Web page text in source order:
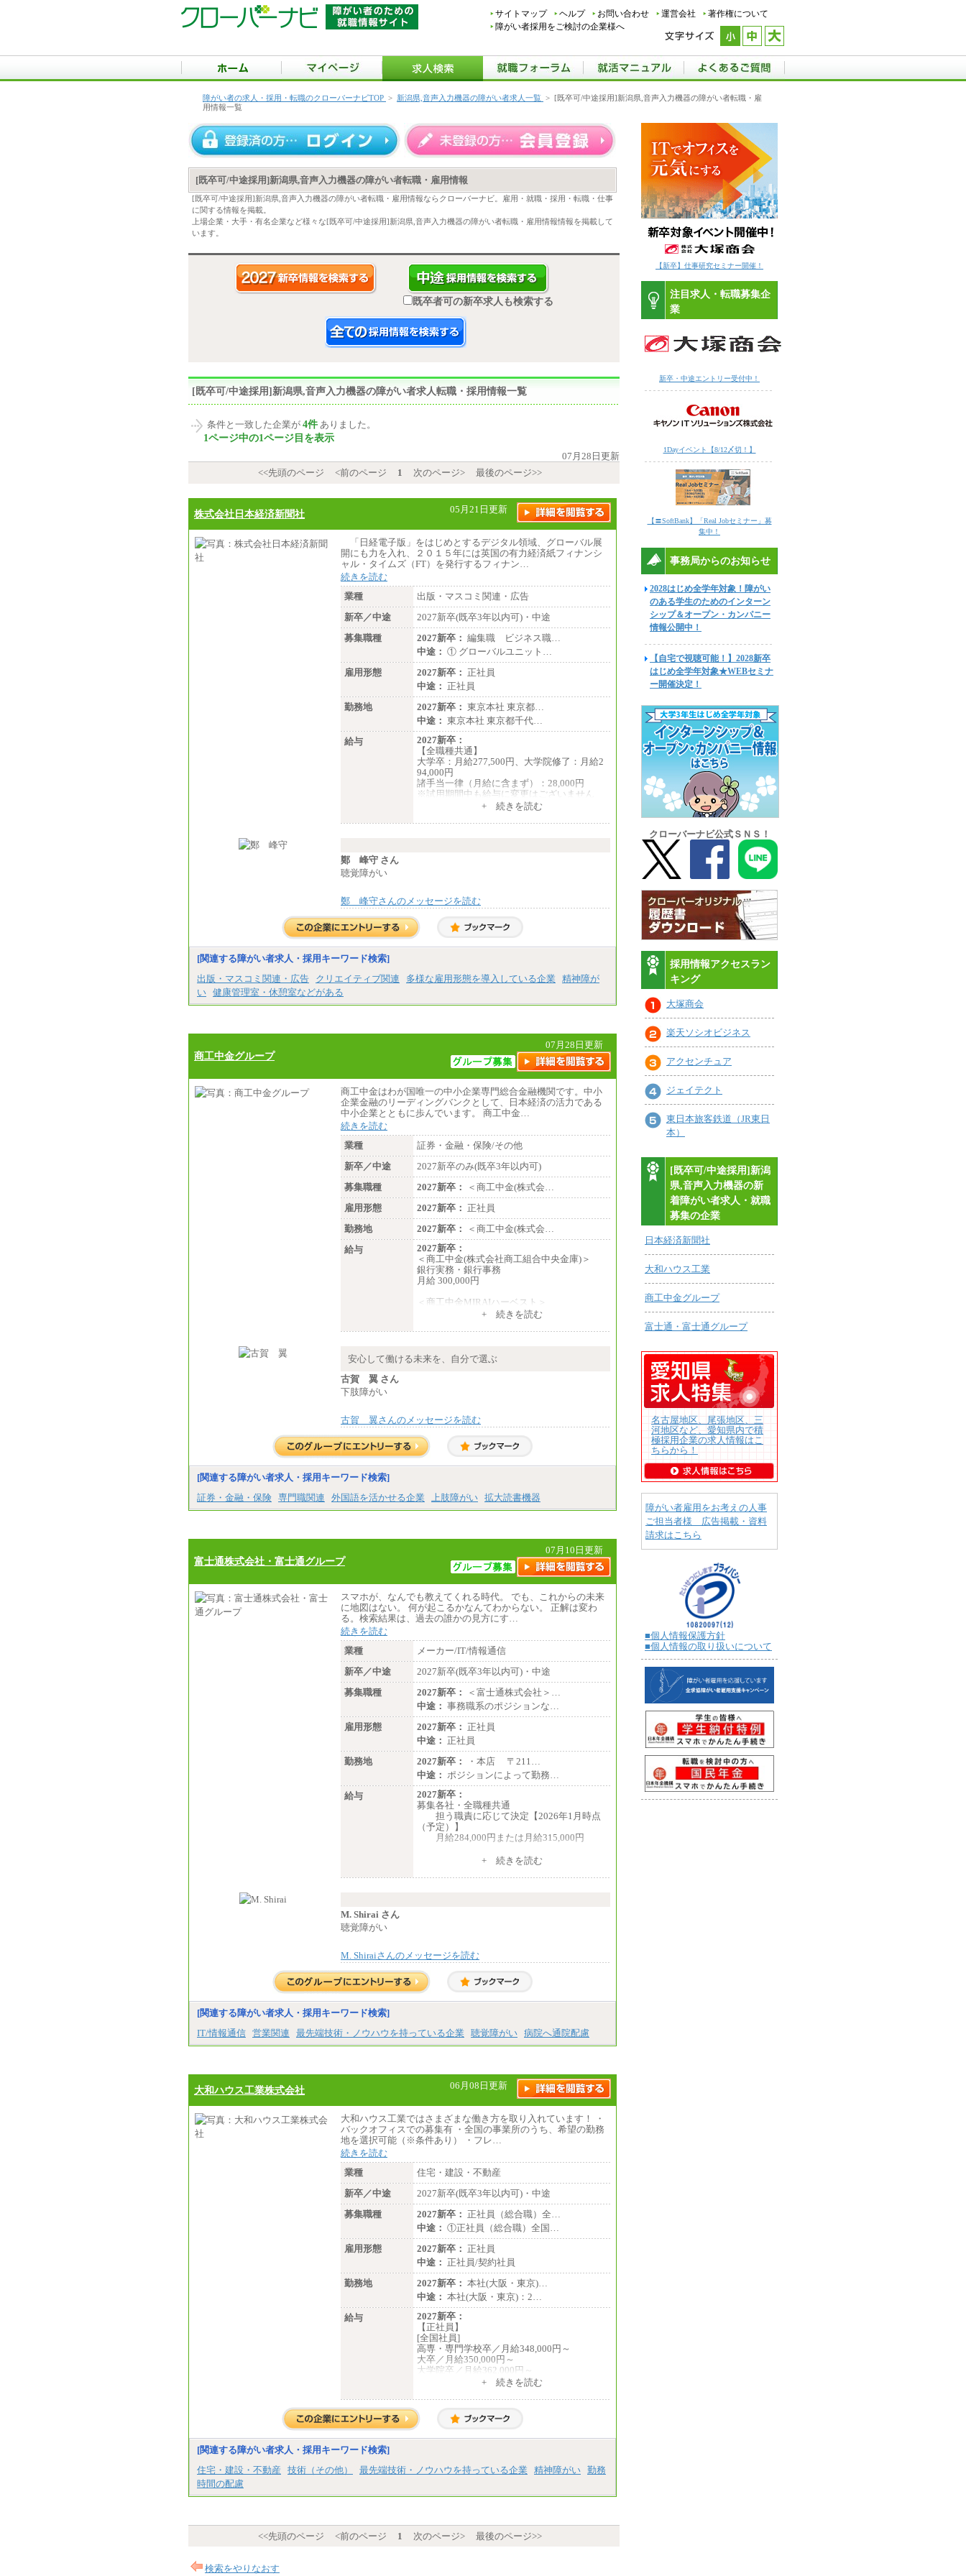
サイトマップ ヘルプ お問い合わせ 運営会社
著作権について
障がい者採用をご検討の企業様へ
障がい者の求人・採用・転職のクローバーナビTOP > 新潟県,音声入力機器の障がい者求人一覧 > [既卒可/中途採用]新潟県,音声入力機器の障がい者転職・雇
用情報一覧
[既卒可/中途採用]新潟県,音声入力機器の障がい者転職・雇用情報
[既卒可/中途採用]新潟県,音声入力機器の障がい者転職・雇用情報ならクローバーナビ。雇用・就職・採用・転職・仕事
に関する情報を掲載。
上場企業・大手・有名企業など様々な[既卒可/中途採用]新潟県,音声入力機器の障がい者転職・雇用情報情報を掲載して
います。
既卒者可の新卒求人も検索する
[既卒可/中途採用]新潟県,音声入力機器の障がい者求人転職・採用情報一覧
条件と一致した企業が 4件 ありました。
1ページ中の1ページ目を表示
07月28日更新
<<先頭のページ
<前のページ 1 次のページ> 最後のページ>>
株式会社日本経済新聞社 05月21日更新
「日経電子版」をはじめとするデジタル領域、グローバル展
開にも力を入れ、２０１５年には英国の有力経済紙フィナンシ
ャル・タイムズ（FT）を発行するフィナン…
続きを読む
業種
出版・マスコミ関連・広告
新卒／中途
2027新卒(既卒3年以内可)・中途
募集職種
2027新卒： 編集職 ビジネス職…
中途： ① グローバルユニット…
雇用形態
2027新卒： 正社員
中途： 正社員
勤務地
2027新卒： 東京本社 東京都…
中途： 東京本社 東京都千代…
給与
2027新卒：
【全職種共通】
大学卒：月給277,500円、大学院修了：月給2
94,000円
諸手当一律（月給に含まず）：28,000円
※試用期間中も給与に変更はございません
月給370,000円～
+ 続きを読む
鄭 峰守 さん
聴覚障がい
鄭 峰守さんのメッセージを読む
[関連する障がい者求人・採用キーワード検索]
出版・マスコミ関連・広告
クリエイティブ関連 多様な雇用形態を導入している企業
精神障が
い 健康管理室・休憩室などがある
商工中金グループ
07月28日更新
商工中金はわが国唯一の中小企業専門総合金融機関です。中小
企業金融のリーディングバンクとして、日本経済の活力である
中小企業とともに歩んでいます。 商工中金…
続きを読む
業種
証券・金融・保険/その他
新卒／中途
2027新卒のみ(既卒3年以内可)
募集職種
2027新卒：
＜商工中金(株式会…
雇用形態
2027新卒： 正社員
勤務地
2027新卒：
＜商工中金(株式会…
給与
2027新卒：
＜商工中金(株式会社商工組合中央金庫)＞
銀行実務・銀行事務
月給 300,000円
＜商工中金MIRAIハーベスト＞
※試用期間中も給与に変更はございません
+ 続きを読む
安心して働ける未来を、自分で選ぶ
古賀 翼 さん
下肢障がい
古賀 翼さんのメッセージを読む
[関連する障がい者求人・採用キーワード検索]
証券・金融・保険 専門職関連 外国語を活かせる企業 上肢障がい 拡大読書機器
富士通株式会社・富士通グループ
07月10日更新
スマホが、なんでも教えてくれる時代。 でも、これからの未来
に地図はない。 何が起こるかなんてわからない。 正解は変わ
る。検索結果は、過去の誰かの見方にす…
続きを読む
業種
メーカー/IT/情報通信
新卒／中途
2027新卒(既卒3年以内可)・中途
募集職種
2027新卒：
＜富士通株式会社＞…
中途： 事務職系のポジションな…
雇用形態
2027新卒： 正社員
中途： 正社員
勤務地
2027新卒：
・本店 〒211…
中途： ポジションによって勤務…
給与
2027新卒：
募集各社・全職種共通
担う職責に応じて決定【2026年1月時点
（予定）】
月給284,000円または月給315,000円
※入社後早期から、自律的な業務遂行が
求められる職務を担う方については、月額給
与315,000円です。
す。
※個別に設定する給与については、選考
の過程で決定していきます。
※上記に加え、所定労働時間外に勤務を
した場合には、時間外勤務手当を支給しま
ん。
月給21万円以上～
※試用期間中の給与に変更はありません。
※経験・能力を考慮し、当社規定により決定
いたします。
+ 続きを読む
M. Shirai さん
聴覚障がい
M. Shiraiさんのメッセージを読む
[関連する障がい者求人・採用キーワード検索]
IT/情報通信 営業関連 最先端技術・ノウハウを持っている企業 聴覚障がい 病院へ通院配慮
大和ハウス工業株式会社 06月08日更新
大和ハウス工業ではさまざまな働き方を取り入れています！ ・
バックオフィスでの募集有 ・全国の事業所のうち、希望の勤務
地を選択可能（※条件あり） ・フレ…
続きを読む
業種
住宅・建設・不動産
新卒／中途
2027新卒(既卒3年以内可)・中途
募集職種
2027新卒： 正社員（総合職）全…
中途： ①正社員（総合職）全国…
雇用形態
2027新卒： 正社員
中途： 正社員/契約社員
勤務地
2027新卒： 本社(大阪・東京)…
中途： 本社(大阪・東京)：2…
給与
2027新卒：
【正社員】
[全国社員]
高専・専門学校卒／月給348,000円～
大卒／月給350,000円～
大学院卒／月給362,000円～
[地域社員]月給295,000円～
【正社員】
[全国社員]月給348,000円～
[地域社員]月給295,000円～
+ 続きを読む
[関連する障がい者求人・採用キーワード検索]
住宅・建設・不動産
技術（その他） 最先端技術・ノウハウを持っている企業 精神障がい 勤務
時間の配慮
<<先頭のページ <前のページ 1 次のページ> 最後のページ>>
検索をやりなおす
【新卒】仕事研究セミナー開催！
注目求人・転職募集企
業
新卒・中途エントリー受付中！
1Dayイベント【8/12〆切！】
【〓SoftBank】「Real Jobセミナー」募
集中！
事務局からのお知らせ
2028はじめ全学年対象！障がい
のある学生のためのインターン
シップ＆オープン・カンパニー
情報公開中！
【自宅で視聴可能！】2028新卒
はじめ全学年対象★WEBセミナ
ー開催決定！
クローバーナビ公式ＳＮＳ！
採用情報アクセスラン
キング
大塚商会
楽天ソシオビジネス
アクセンチュア
ジェイテクト
東日本旅客鉄道（JR東日
本）
[既卒可/中途採用]新潟
県,音声入力機器の新
着障がい者求人・就職
募集の企業
日本経済新聞社
大和ハウス工業
商工中金グループ
富士通・富士通グループ
名古屋地区、尾張地区、三
河地区など、愛知県内で積
極採用企業の求人情報はこ
ちらから！
障がい者雇用をお考えの人事
ご担当者様 広告掲載・資料
請求はこちら
■個人情報保護方針
■個人情報の取り扱いについて